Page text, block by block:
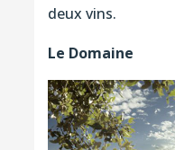
deux vins.
Le Domaine